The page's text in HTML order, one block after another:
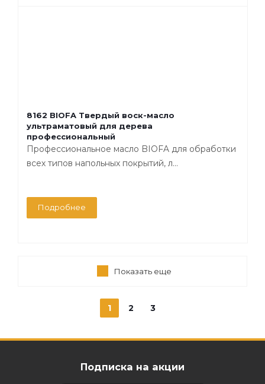
8162 BIOFA Твердый воск-масло
ультраматовый для дерева
профессиональный
Профессиональное масло BIOFA для обработки
всех типов напольных покрытий, л...
Подробнее
Показать еще
1 2 3
Подписка на акции